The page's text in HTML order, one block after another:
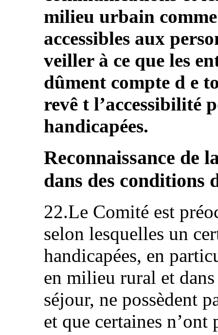
milieu urbain
accessibles aux
veiller à ce que les
dûment compte d e
revê t l’accessibilité
handicapées.
Reconnaissance de
dans des conditions
22.Le Comité est
selon lesquelles un
handicapées, en
en milieu rural et
séjour, ne possèdent
et que certaines n’ont